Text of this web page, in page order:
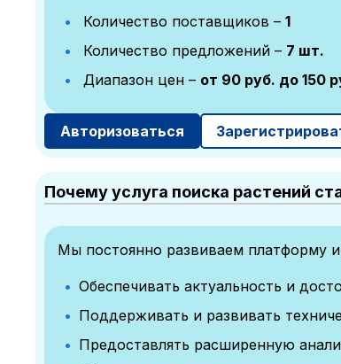
Количество поставщиков – 1
Количество предложений – 7 шт.
Диапазон цен – от 90 руб. до 150
Авторизоваться
Почему услуга поиска растений
Мы постоянно развиваем платформу
Обеспечивать актуальность и
Поддерживать и развивать
Предоставлять расширенную